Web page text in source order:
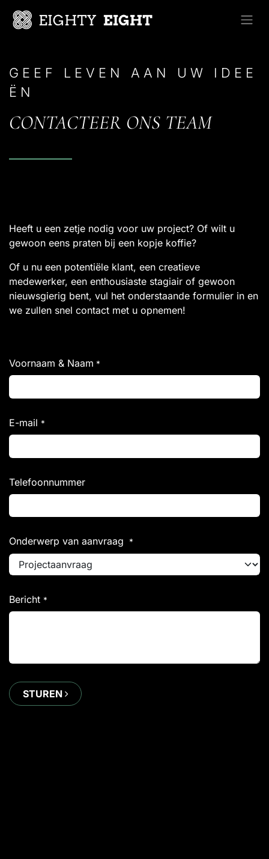
G E E F L E V E N A A N U W I D E E
Ë N
CONTACTEER ONS TEAM
Heeft u een zetje nodig voor uw project? Of wilt u
gewoon eens praten bij een kopje koffie?
Of u nu een potentiële klant, een creatieve
medewerker, een enthousiaste stagiair of gewoon
nieuwsgierig bent, vul het onderstaande formulier in en
we zullen snel contact met u opnemen!
Voornaam & Naam *
E-mail *
Telefoonnummer
Onderwerp van aanvraag *
Bericht *
STUREN